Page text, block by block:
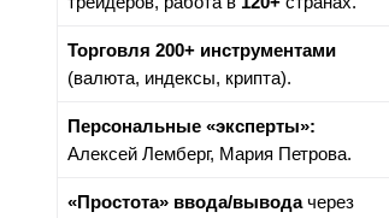
Торговля 200+ инструментами
(валюта, индексы, крипта).
Персональные «эксперты»:
Алексей Лемберг, Мария Петрова.
«Простота» ввода/выводачерез